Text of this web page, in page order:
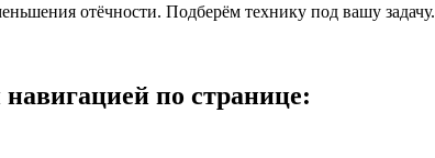
отёчности. Подберём технику под вашу задачу.
навигацией по странице: